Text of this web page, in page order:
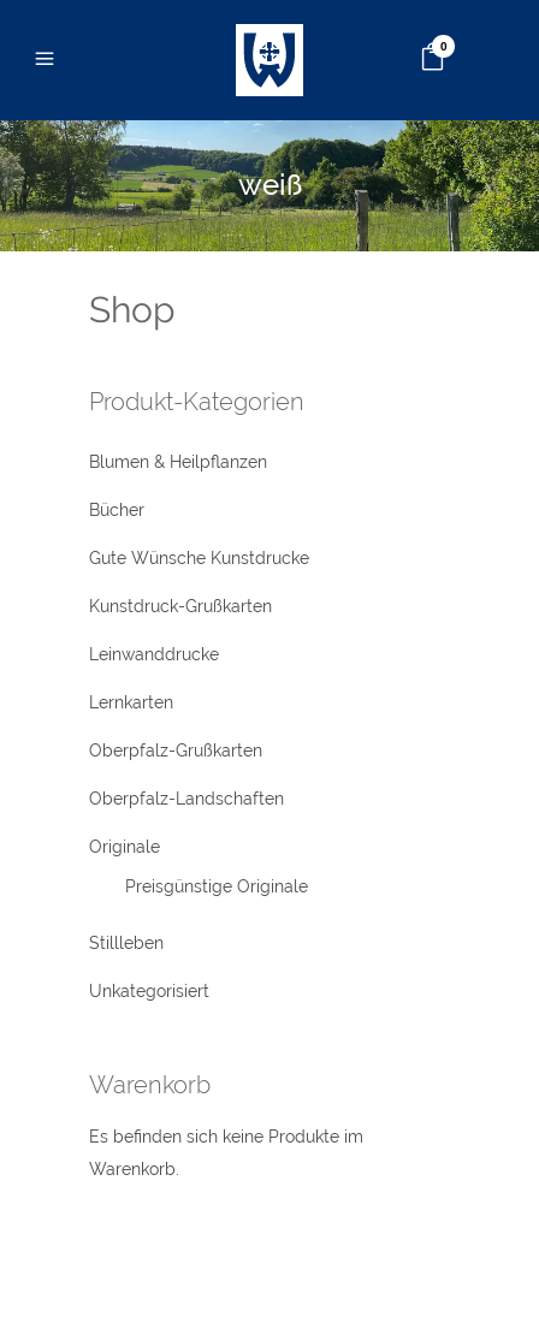
0
weiß
Shop
Produkt-Kategorien
Blumen & Heilpflanzen
Bücher
Gute Wünsche Kunstdrucke
Kunstdruck-Grußkarten
Leinwanddrucke
Lernkarten
Oberpfalz-Grußkarten
Oberpfalz-Landschaften
Originale
Preisgünstige Originale
Stillleben
Unkategorisiert
Warenkorb
Es befinden sich keine Produkte im
Warenkorb.